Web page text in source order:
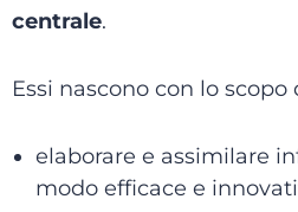
centrale.
Essi nascono con lo scopo
elaborare e assimilare
modo efficace e